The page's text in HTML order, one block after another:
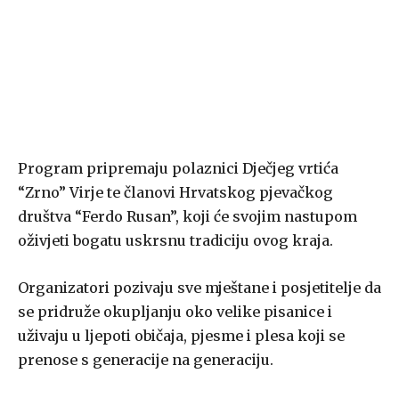
Program pripremaju polaznici Dječjeg vrtića
“Zrno” Virje te članovi Hrvatskog pjevačkog
društva “Ferdo Rusan”, koji će svojim nastupom
oživjeti bogatu uskrsnu tradiciju ovog kraja.
Organizatori pozivaju sve mještane i posjetitelje da
se pridruže okupljanju oko velike pisanice i
uživaju u ljepoti običaja, pjesme i plesa koji se
prenose s generacije na generaciju.